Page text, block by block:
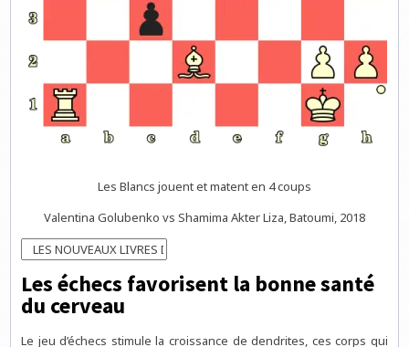
Les Blancs jouent et matent en 4 coups
Valentina Golubenko vs Shamima Akter Liza, Batoumi, 2018
Les échecs favorisent la bonne santé
du cerveau
Le jeu d’échecs stimule la croissance de dendrites, ces corps qui